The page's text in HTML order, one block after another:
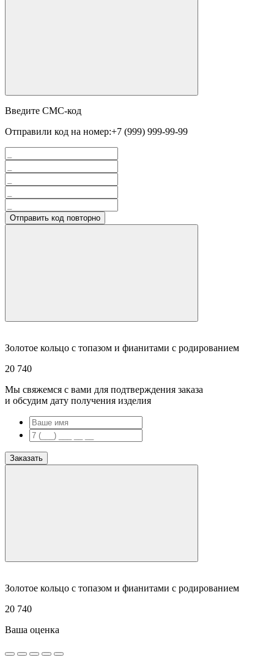
Введите СМС-код
Отправили код на номер:+7 (999) 999-99-99
Отправить код повторно
Золотое кольцо с топазом и фианитами с родированием
20 740
Мы свяжемся с вами для подтверждения заказа
и обсудим дату получения изделия
Заказать
Золотое кольцо с топазом и фианитами с родированием
20 740
Ваша оценка